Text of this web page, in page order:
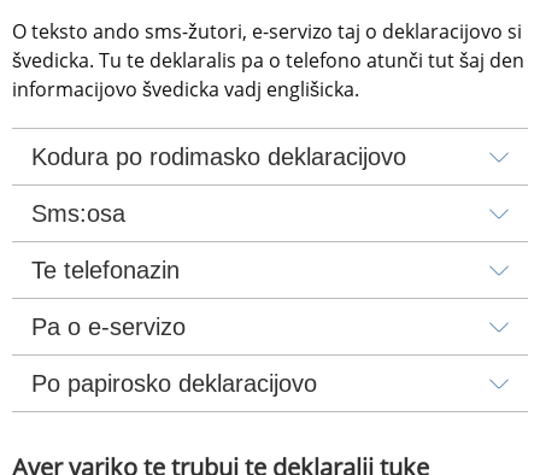
O teksto ando sms-žutori, e-servizo taj o deklaracijovo si
švedicka. Tu te deklaralis pa o telefono atunči tut šaj den
informacijovo švedicka vadj englišicka.
Kodura po rodimasko deklaracijovo
Sms:osa
Te telefonazin
Pa o e-servizo
Po papirosko deklaracijovo
Aver variko te trubuj te deklaralij tuke